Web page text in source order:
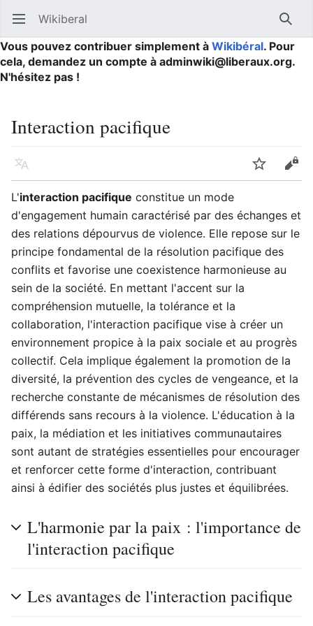
Ouvrir le menu principal Wikiberal
Vous pouvez contribuer simplement à Wikibéral. Pour
cela, demandez un compte à adminwiki@liberaux.org.
N'hésitez pas !
Interaction pacifique
Langue Suivre
L'interaction pacifique constitue un mode
d'engagement humain caractérisé par des échanges et
des relations dépourvus de violence. Elle repose sur le
principe fondamental de la résolution pacifique des
conflits et favorise une coexistence harmonieuse au
sein de la société. En mettant l'accent sur la
compréhension mutuelle, la tolérance et la
collaboration, l'interaction pacifique vise à créer un
environnement propice à la paix sociale et au progrès
collectif. Cela implique également la promotion de la
diversité, la prévention des cycles de vengeance, et la
recherche constante de mécanismes de résolution des
différends sans recours à la violence. L'éducation à la
paix, la médiation et les initiatives communautaires
sont autant de stratégies essentielles pour encourager
et renforcer cette forme d'interaction, contribuant
ainsi à édifier des sociétés plus justes et équilibrées.
L'harmonie par la paix : l'importance de
l'interaction pacifique
Les avantages de l'interaction pacifique